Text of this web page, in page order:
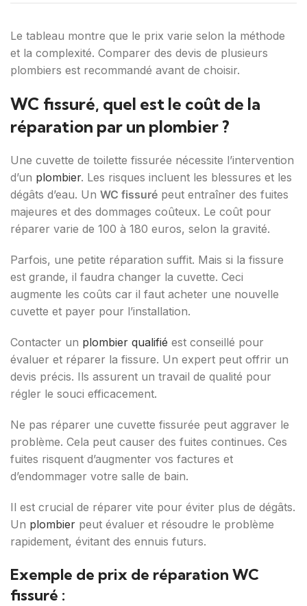
Le tableau montre que le prix varie selon la méthode
et la complexité. Comparer des devis de plusieurs
plombiers est recommandé avant de choisir.
WC fissuré, quel est le coût de la
réparation par un plombier ?
Une cuvette de toilette fissurée nécessite l’intervention
d’un plombier. Les risques incluent les blessures et les
dégâts d’eau. Un WC fissuré peut entraîner des fuites
majeures et des dommages coûteux. Le coût pour
réparer varie de 100 à 180 euros, selon la gravité.
Parfois, une petite réparation suffit. Mais si la fissure
est grande, il faudra changer la cuvette. Ceci
augmente les coûts car il faut acheter une nouvelle
cuvette et payer pour l’installation.
Contacter un plombier qualifié est conseillé pour
évaluer et réparer la fissure. Un expert peut offrir un
devis précis. Ils assurent un travail de qualité pour
régler le souci efficacement.
Ne pas réparer une cuvette fissurée peut aggraver le
problème. Cela peut causer des fuites continues. Ces
fuites risquent d’augmenter vos factures et
d’endommager votre salle de bain.
Il est crucial de réparer vite pour éviter plus de dégâts.
Un plombier peut évaluer et résoudre le problème
rapidement, évitant des ennuis futurs.
Exemple de prix de réparation WC
fissuré :